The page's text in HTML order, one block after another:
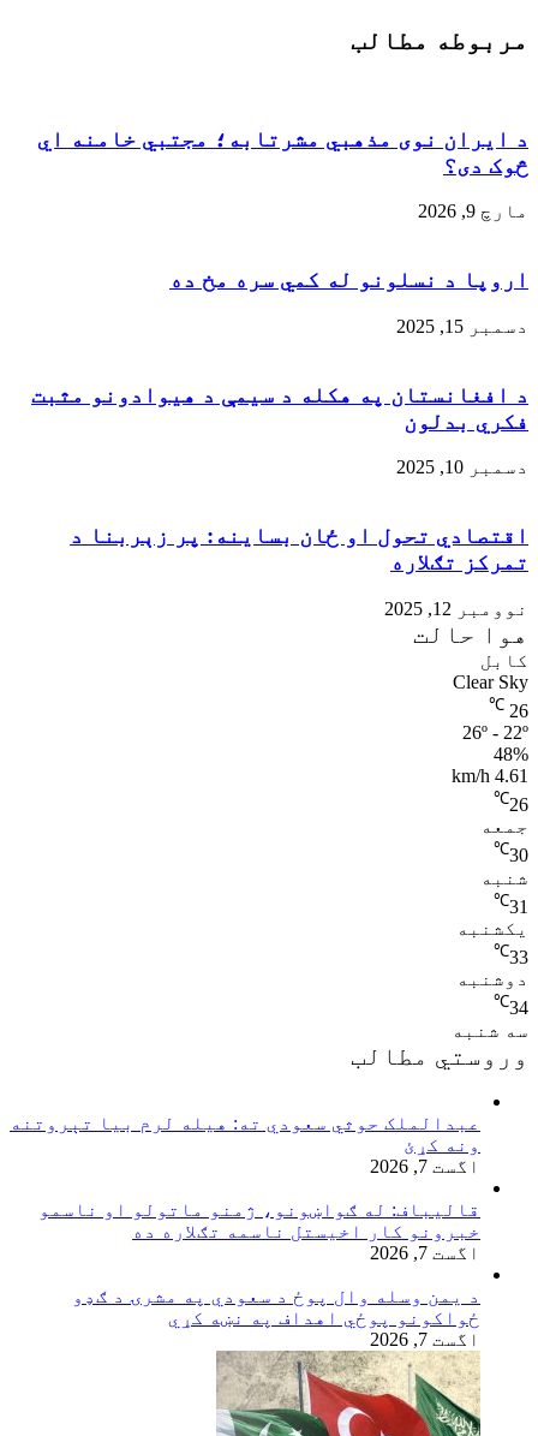
مربوطه مطالب
د ایران نوی مذهبي مشرتابه؛ مجتبي خامنه اي
څوک دی؟
مارچ 9, 2026
اروپا د نسلونو له کمي سره مخ ده
دسمبر 15, 2025
د افغانستان په هکله د سيمې د هيوادونو مثبت
فکري بدلون
دسمبر 10, 2025
اقتصادي تحول او ځان بساینه: پر زېربنا د
تمرکز تګلاره
نوومبر 12, 2025
هوا حالت
کابل
Clear Sky
26
℃
26º - 22º
48%
4.61 km/h
26
℃
جمعه
30
℃
شنبه
31
℃
یکشنبه
33
℃
دوشنبه
34
℃
سه شنبه
وروستي مطالب
عبدالملک حوثي سعودي ته: هیله لرم بیا تېروتنه
ونه کړئ
اگست 7, 2026
قالیباف: له ګواښونو، ژمنو ماتولو او ناسمو
خبرونو کار اخیستل ناسمه تګلاره ده
اگست 7, 2026
د یمن وسله وال پوځ د سعودي په مشرۍ د ګډو
ځواکونو پوځي اهداف په نښه کړي
اگست 7, 2026